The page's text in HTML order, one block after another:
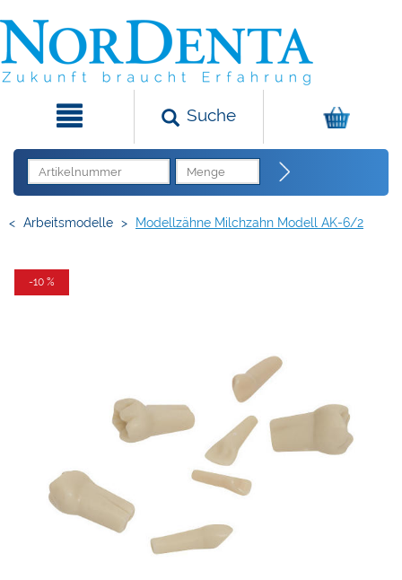
Suche
< Arbeitsmodelle > Modellzähne Milchzahn Modell AK-6/2
-10 %